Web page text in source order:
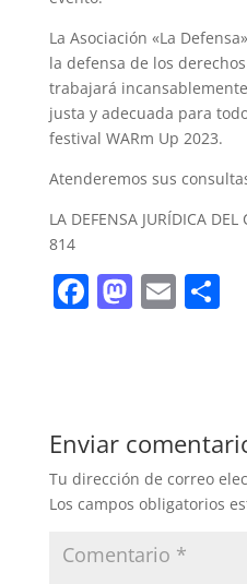
La Asociación «La
la defensa de los
trabajará
justa y adecuada para
festival WARm Up 2023.
Atenderemos sus
LA DEFENSA JURÍDICA
814
F
b
o
o
M
d
o
n
E C
Enviar
Tu dirección de correo
Los campos obligatorios